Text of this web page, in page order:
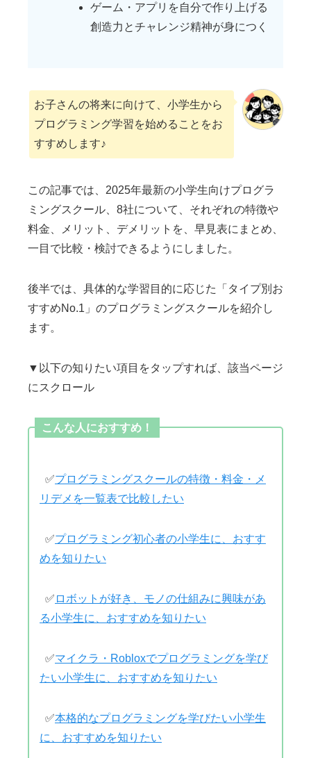
ゲーム・アプリを自分で作り上げる
創造力とチャレンジ精神が身につく
お子さんの将来に向けて、小学生から
プログラミング学習を始めることをお
すすめします♪
この記事では、2025年最新の小学生向けプログラ
ミングスクール、8社について、それぞれの特徴や
料金、メリット、デメリットを、早見表にまとめ、
一目で比較・検討できるようにしました。
後半では、具体的な学習目的に応じた「タイプ別お
すすめNo.1」のプログラミングスクールを紹介し
ます。
▼以下の知りたい項目をタップすれば、該当ページ
にスクロール
こんな人におすすめ！
✅プログラミングスクールの特徴・料金・メ
リデメを一覧表で比較したい
✅プログラミング初心者の小学生に、おすす
めを知りたい
✅ ロボットが好き、モノの仕組みに興味があ
る小学生に、おすすめを知りたい
✅マイクラ・Robloxでプログラミングを学び
たい小学生に、おすすめを知りたい
✅本格的なプログラミングを学びたい小学生
に、おすすめを知りたい